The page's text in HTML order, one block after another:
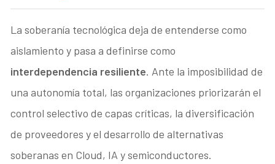
La soberanía tecnológica deja de entenderse como
aislamiento y pasa a definirse como
interdependencia resiliente. Ante la imposibilidad de
una autonomía total, las organizaciones priorizarán el
control selectivo de capas críticas, la diversificación
de proveedores y el desarrollo de alternativas
soberanas en Cloud, IA y semiconductores.